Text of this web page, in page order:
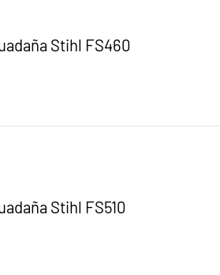
Stihl FS460
Stihl FS510